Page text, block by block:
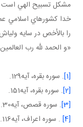
مشکل تسبيح الهي
خدا کشورهاي اسلامي
را بالأخص در سايه ولي
«و الحمد لله رب
[1] . سوره بقره، آيه129.
[2] . سوره بقره، آيه151.
[3]
. سوره قصص، آيه30.
[4]
. سوره اعراف، آيه116.